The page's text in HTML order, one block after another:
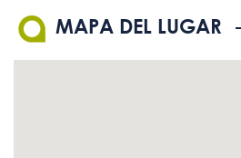
MAPA DEL LUGAR